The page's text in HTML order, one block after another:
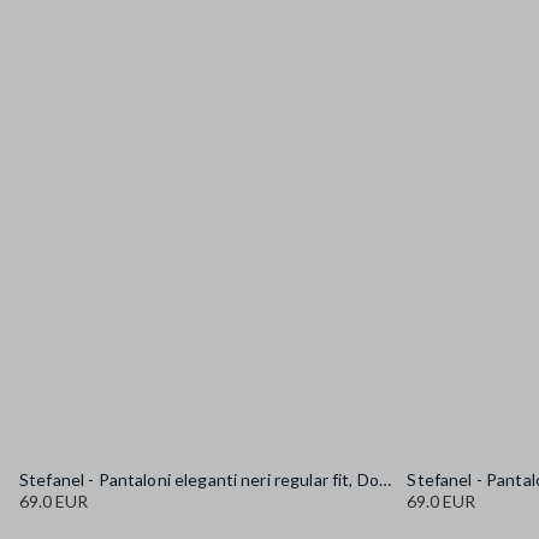
Stefanel - Pantaloni eleganti neri regular fit, Donna, Nero canna di fucile
69.0 EUR
69.0 EUR